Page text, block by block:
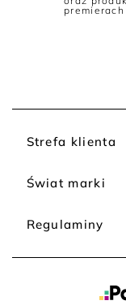
Strefa klienta
Świat marki
Regulaminy